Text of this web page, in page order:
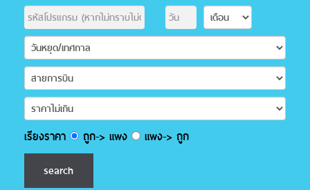
เรียงราคา ถูก-> แพง แพง-> ถูก